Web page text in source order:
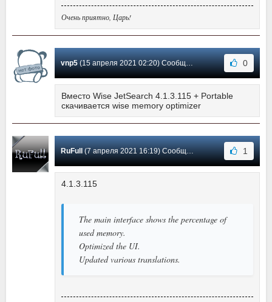
Очень приятно, Царь!
vnp5(15 апреля 2021 02:20) Сообщение #110 0
Вместо Wise JetSearch 4.1.3.115 + Portable
скачивается wise memory optimizer
RuFull(7 апреля 2021 16:19) Сообщение #109 1
4.1.3.115
The main interface shows the percentage of
used memory.
Optimized the UI.
Updated various translations.